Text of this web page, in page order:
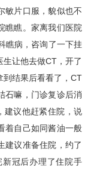
敏片口服，貌似也不
瞧瞧。家离我们医院
瞧病，咨询了一下挂
让他去做CT，开了
到结果后看看了，CT
石嘛，门诊复诊后消
建议他赶紧住院，说
着自己如同酱油一般
建议准备住院，约了
冠后办理了住院手